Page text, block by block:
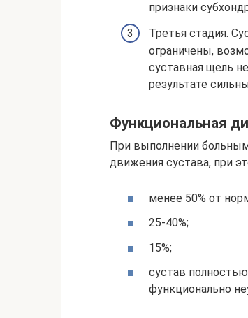
признаки
Третья стадия.
ограничены,
суставная щель
результате
Функциональная
При выполнении
движения сустава, при
менее 50% от
25-40%;
15%;
сустав
функционально